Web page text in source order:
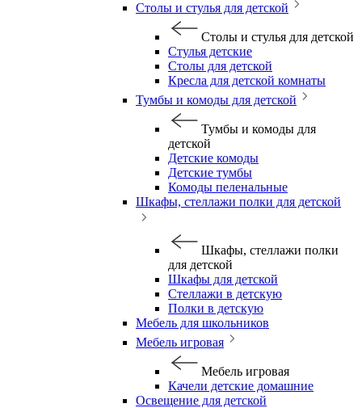
Столы и стулья для детской
Столы и стулья для детской
Стулья детские
Столы для детской
Кресла для детской комнаты
Тумбы и комоды для детской
Тумбы и комоды для
детской
Детские комоды
Детские тумбы
Комоды пеленальные
Шкафы, стеллажи полки для детской
Шкафы, стеллажи полки
для детской
Шкафы для детской
Стеллажи в детскую
Полки в детскую
Мебель для школьников
Мебель игровая
Мебель игровая
Качели детские домашние
Освещение для детской